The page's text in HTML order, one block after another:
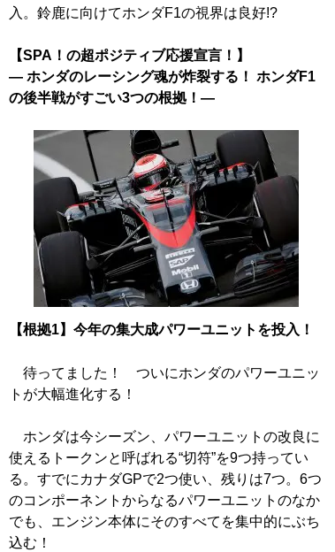
入。鈴鹿に向けてホンダF1の視界は良好!?
【SPA！の超ポジティブ応援宣言！】
― ホンダのレーシング魂が炸裂する！ ホンダF1
の後半戦がすごい3つの根拠！―
【根拠1】今年の集大成パワーユニットを投入！
待ってました！ ついにホンダのパワーユニッ
トが大幅進化する！
ホンダは今シーズン、パワーユニットの改良に
使えるトークンと呼ばれる“切符”を9つ持ってい
る。すでにカナダGPで2つ使い、残りは7つ。6つ
のコンポーネントからなるパワーユニットのなか
でも、エンジン本体にそのすべてを集中的にぶち
込む！